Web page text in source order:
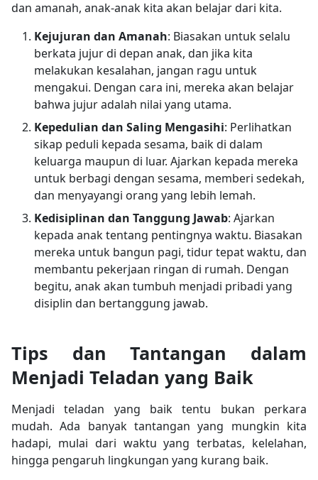
dan amanah, anak-anak kita akan belajar dari kita.
Kejujuran dan Amanah: Biasakan untuk selalu
berkata jujur di depan anak, dan jika kita
melakukan kesalahan, jangan ragu untuk
mengakui. Dengan cara ini, mereka akan belajar
bahwa jujur adalah nilai yang utama.
Kepedulian dan Saling Mengasihi: Perlihatkan
sikap peduli kepada sesama, baik di dalam
keluarga maupun di luar. Ajarkan kepada mereka
untuk berbagi dengan sesama, memberi sedekah,
dan menyayangi orang yang lebih lemah.
Kedisiplinan dan Tanggung Jawab: Ajarkan
kepada anak tentang pentingnya waktu. Biasakan
mereka untuk bangun pagi, tidur tepat waktu, dan
membantu pekerjaan ringan di rumah. Dengan
begitu, anak akan tumbuh menjadi pribadi yang
disiplin dan bertanggung jawab.
Tips dan Tantangan dalam
Menjadi Teladan yang Baik
Menjadi teladan yang baik tentu bukan perkara
mudah. Ada banyak tantangan yang mungkin kita
hadapi, mulai dari waktu yang terbatas, kelelahan,
hingga pengaruh lingkungan yang kurang baik.